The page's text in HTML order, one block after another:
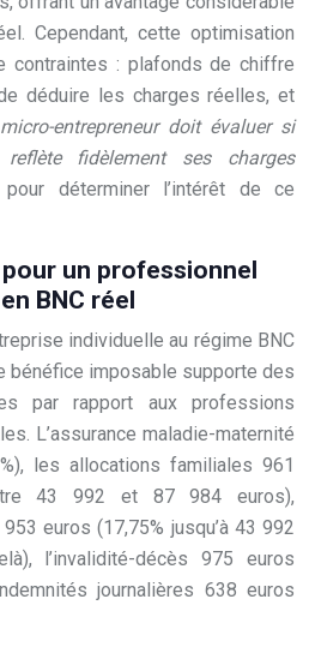
Cependant, cette optimisation
contraintes : plafonds de chiffre
déduire les charges réelles, et
entrepreneur doit évaluer si
reflète fidèlement ses charges
déterminer l’intérêt de ce
un professionnel
BNC réel
individuelle au régime BNC
bénéfice imposable supporte des
par rapport aux professions
L’assurance maladie-maternité
les allocations familiales 961
43 992 et 87 984 euros),
euros (17,75% jusqu’à 43 992
l’invalidité-décès 975 euros
journalières 638 euros